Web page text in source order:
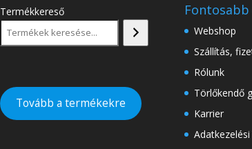
Termékkereső
Tovább a termékekre
Webshop
Szállítás,
Rólunk
Törlőkendő
Karrier